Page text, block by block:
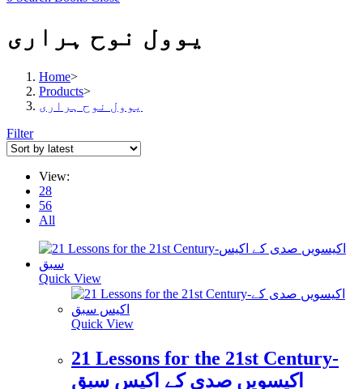
یوول نوح ہراری
Home>
Products>
یوول نوح ہراری
Filter
View:
28
56
All
Quick View
Quick View
21 Lessons for the 21st Century-
اکیسویں صدی کے اکیس سبق